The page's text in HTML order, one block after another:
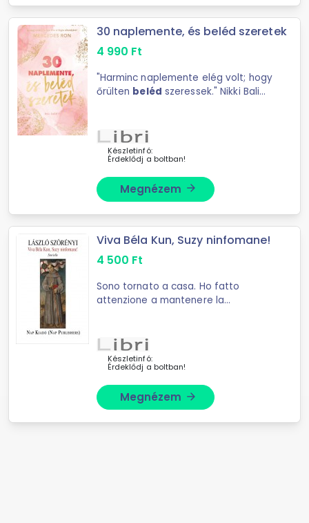
30 naplemente, és beléd szeretek
4 990 Ft
"Harminc naplemente elég volt; hogy
őrülten beléd szeressek." Nikki Bali
Készletinfó:
Érdeklődj a boltban!
Megnézem arrow_forward
Viva Béla Kun, Suzy ninfomane!
4 500 Ft
Sono tornato a casa. Ho fatto
attenzione a mantenere la
Készletinfó:
Érdeklődj a boltban!
Megnézem arrow_forward